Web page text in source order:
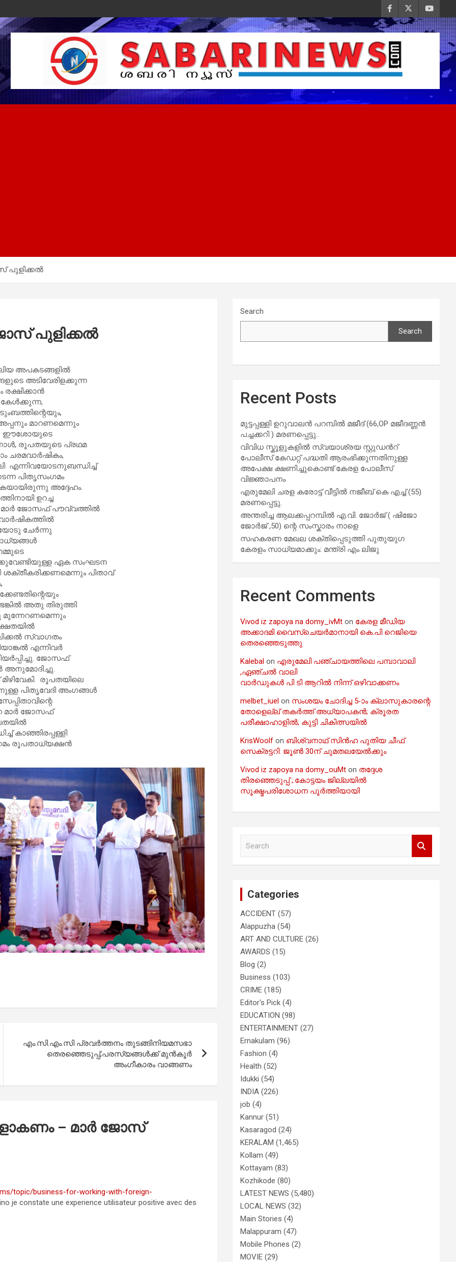
പുളിക്കല്‍
പുളിക്കല്‍
അപകടങ്ങളില്‍
അടിവേരിളക്കുന്ന
കേള്‍ക്കുന്ന,
മാറണമെന്നും
ഈശോയുടെ
രൂപതയുടെ പ്രഥമ
ചരമവാര്‍ഷികം,
എന്നിവയോടനുബന്ധിച്ച്
പിതൃസംഗമം
അദ്ദേഹം.
ഉറച്ച
ജോസഫ് പൗവ്വത്തില്‍
ചേര്‍ന്നു
ഏക സംഘടന
പിതാവ്
അതു തിരുത്തി
മുന്നേറണമെന്നും
സ്വാഗതം
എന്നിവര്‍
ജോസഫ്
അനുമോദിച്ചു.
രൂപതയിലെ
പിതൃവേദി അംഗങ്ങള്‍
മാര്‍ ജോസഫ്
കാഞ്ഞിരപ്പള്ളി
രൂപതാധ്യക്ഷന്‍
എം.സി.എം.സി പ്രവര്‍ത്തനം തുടങ്ങിനിയമസഭാ
തെരഞ്ഞെടുപ്പ്;പരസ്യങ്ങള്‍ക്ക് മുന്‍കൂര്‍
അംഗീകാരം വാങ്ങണം
– മാര്‍ ജോസ്
topic/business-for-working-with-foreign-
je constate une experience utilisateur positive avec des
Search
Search
Recent Posts
മുട്ടപ്പള്ളി ഉറുവാലൻ പറമ്പിൽ മജീദ് (66,OP മജീദണ്ണൻ
പച്ചക്കറി ) മരണപ്പെട്ടു..
വിവിധ സ്കൂളുകളില്‍ സ്വയാശ്രയ സ്റ്റുഡന്‍റ്
പോലീസ് കേഡറ്റ് പദ്ധതി ആരംഭിക്കുന്നതിനുള്ള
അപേക്ഷ ക്ഷണിച്ചുകൊണ്ട് കേരള പോലീസ്
വിജ്ഞാപനം
എരുമേലി ചരള കരോട്ട് വീട്ടിൽ നജീബ് കെ എച്ച് (55)
മരണപ്പെട്ടു.
അന്തരിച്ച ആ​ല​ക്ക​പ്പ​റമ്പിൽ​ എ.​വി. ജോ​ർ​ജ് ( ഷിജോ
ജോർജ് ,50) ന്റെ സംസ്കാരം നാളെ
സഹകരണ മേഖല ശക്തിപ്പെടുത്തി പുതുയുഗ
കേരളം സാധ്യമാക്കും: മന്ത്രി എം ലിജു
Recent Comments
Vivod iz zapoya na domy_ivMt on കേരള മീഡിയ
അക്കാദമി വൈസ്ചെയർമാനായി കെ.പി റെജിയെ
തെരഞ്ഞെടുത്തു
Kalebal on എരുമേലി പഞ്ചായത്തിലെ പമ്പാവാലി
,ഏഞ്ചൽ വാലി
വാർഡുകൾ പി ടി ആറിൽ നിന്ന് ഒഴിവാക്കണം
melbet_iuel on സംശയം ചോദിച്ച 5-ാം ക്ലാസുകാരന്റെ
തോളെല്ല് തകർത്ത് അധ്യാപകൻ; ക്രൂരത
പരീക്ഷാഹാളിൽ; കുട്ടി ചികിത്സയിൽ
KrisWoolf on ബിശ്വനാഥ് സിൻഹ പുതിയ ചീഫ്
സെക്രട്ടറി: ജൂൺ 30ന് ചുമതലയേൽക്കും
Vivod iz zapoya na domy_ouMt on തദ്ദേശ
തിരഞ്ഞെടുപ്പ് ;.കോട്ടയം ജില്ലയിൽ
സൂക്ഷ്മപരിശോധന പൂർത്തിയായി
Categories
ACCIDENT (57)
Alappuzha (54)
ART AND CULTURE (26)
AWARDS (15)
Blog (2)
Business (103)
CRIME (185)
Editor's Pick (4)
EDUCATION (98)
ENTERTAINMENT (27)
Ernakulam (96)
Fashion (4)
Health (52)
Idukki (54)
INDIA (226)
job (4)
Kannur (51)
Kasaragod (24)
KERALAM (1,465)
Kollam (49)
Kottayam (83)
Kozhikode (80)
LATEST NEWS (5,480)
LOCAL NEWS (32)
Main Stories (4)
Malappuram (47)
Mobile Phones (2)
MOVIE (29)